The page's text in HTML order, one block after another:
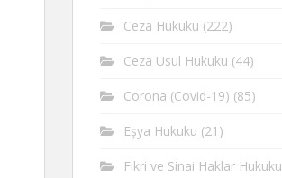
Ceza Hukuku (222)
Ceza Usul Hukuku (44)
Corona (Covid-19) (85)
Eşya Hukuku (21)
Fikri ve Sinai Haklar Hukuku